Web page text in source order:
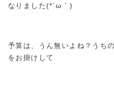
なりました(*´ω｀)
予算は、うん無いよね？うち
をお掛けして